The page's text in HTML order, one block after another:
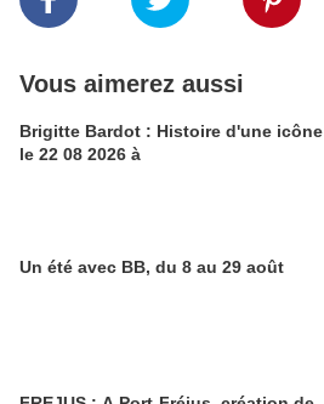
Vous aimerez aussi
Brigitte Bardot : Histoire d'une icône
le 22 08 2026 à
Un été avec BB, du 8 au 29 août